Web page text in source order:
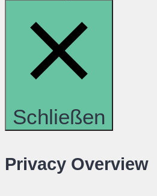
Schließen
Privacy Overview